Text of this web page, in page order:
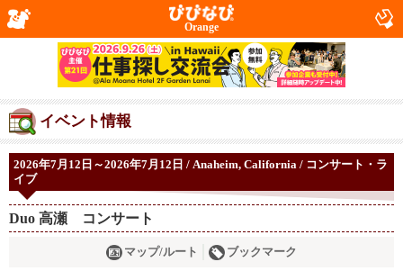
Orange
イベント情報
2026年7月12日～2026年7月12日 / Anaheim, California / コンサート・ラ
イブ
Duo 高瀬 コンサート
マップ/ルート ブックマーク